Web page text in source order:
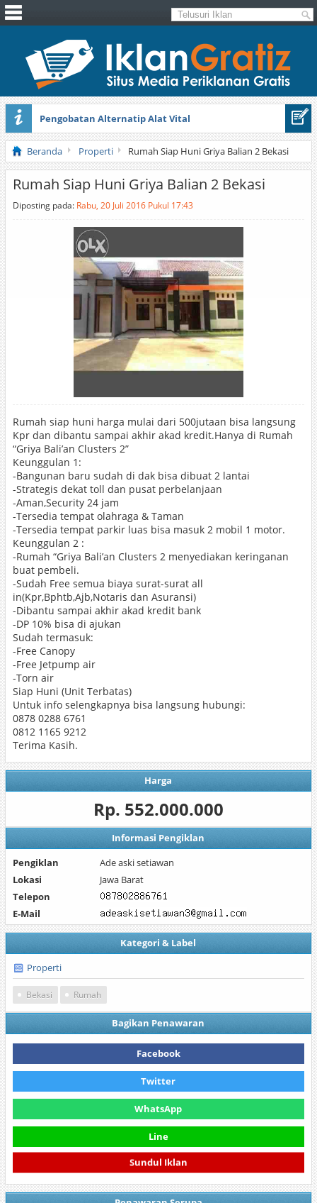
Pengobatan Alternatip Alat Vital
Pita Cantik Pesona
Beranda Properti Rumah Siap Huni Griya Balian 2 Bekasi
Rumah Siap Huni Griya Balian 2 Bekasi
Diposting pada: Rabu, 20 Juli 2016 Pukul 17:43
Rumah siap huni harga mulai dari 500jutaan bisa langsung
Kpr dan dibantu sampai akhir akad kredit.Hanya di Rumah
“Griya Bali’an Clusters 2”
Keunggulan 1:
-Bangunan baru sudah di dak bisa dibuat 2 lantai
-Strategis dekat toll dan pusat perbelanjaan
-Aman,Security 24 jam
-Tersedia tempat olahraga & Taman
-Tersedia tempat parkir luas bisa masuk 2 mobil 1 motor.
Keunggulan 2 :
-Rumah “Griya Bali’an Clusters 2 menyediakan keringanan
buat pembeli.
-Sudah Free semua biaya surat-surat all
in(Kpr,Bphtb,Ajb,Notaris dan Asuransi)
-Dibantu sampai akhir akad kredit bank
-DP 10% bisa di ajukan
Sudah termasuk:
-Free Canopy
-Free Jetpump air
-Torn air
Siap Huni (Unit Terbatas)
Untuk info selengkapnya bisa langsung hubungi:
0878 0288 6761
0812 1165 9212
Terima Kasih.
Harga
Rp. 552.000.000
Informasi Pengiklan
Pengiklan
Ade aski setiawan
Lokasi
Jawa Barat
Telepon
E-Mail
Kategori & Label
Properti
Bekasi Rumah
Bagikan Penawaran
Facebook
Twitter
WhatsApp
Line
Sundul Iklan